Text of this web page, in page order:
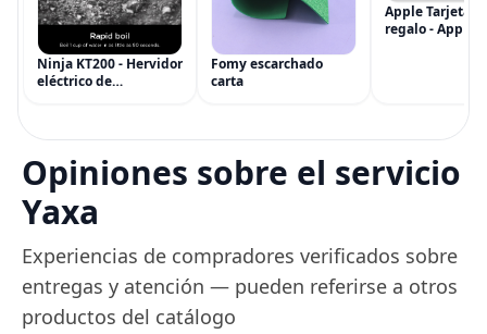
Ninja KT200 - Hervidor
eléctrico de
ajuste de temperatura
de Acero
Fomy escarchado
carta
Apple Tarjeta
regalo - App
Opiniones sobre el servicio
Yaxa
Experiencias de compradores verificados sobre
entregas y atención — pueden referirse a otros
productos del catálogo